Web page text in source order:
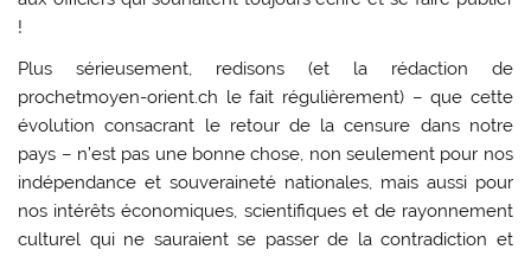
!
Plus sérieusement, redisons (et la rédaction de
prochetmoyen-orient.ch le fait régulièrement) – que cette
évolution consacrant le retour de la censure dans notre
pays – n’est pas une bonne chose, non seulement pour nos
indépendance et souveraineté nationales, mais aussi pour
nos intérêts économiques, scientifiques et de rayonnement
culturel qui ne sauraient se passer de la contradiction et